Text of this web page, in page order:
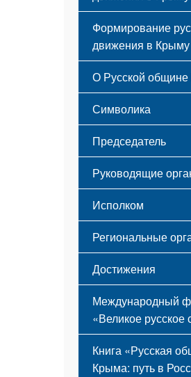
Формирование
движения в Крыму
Русский Крым
О Русской
Этапы
Принципы
Структура
Мероприятия
Символика
Флаг
Герб
Гимн
Председатель
Руководящие
Исполком
Региональные
Достижения
Международный
«Великое русское
Книга «Русская
Крыма: путь в